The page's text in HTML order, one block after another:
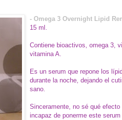
- Omega 3 Overnight Lipid
15 ml.
Contiene bioactivos, omega 3,
vitamina A.
Es un serum que repone los
durante la noche, dejando el
sano.
Sinceramente, no sé qué efecto
incapaz de ponerme este